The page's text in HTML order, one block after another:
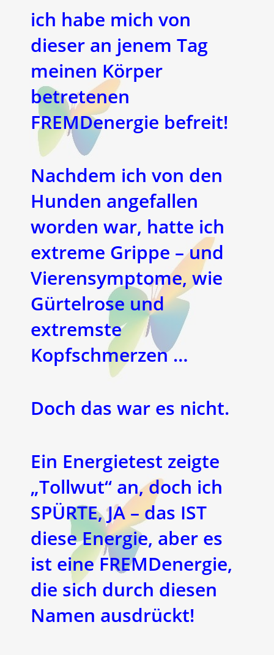
ich habe mich von
dieser an jenem Tag
meinen Körper
betretenen
FREMDenergie befreit!
Nachdem ich von den
Hunden angefallen
worden war, hatte ich
extreme Grippe – und
Vierensymptome, wie
Gürtelrose und
extremste
Kopfschmerzen …
Doch das war es nicht.
Ein Energietest zeigte
„Tollwut“ an, doch ich
SPÜRTE, JA – das IST
diese Energie, aber es
ist eine FREMDenergie,
die sich durch diesen
Namen ausdrückt!